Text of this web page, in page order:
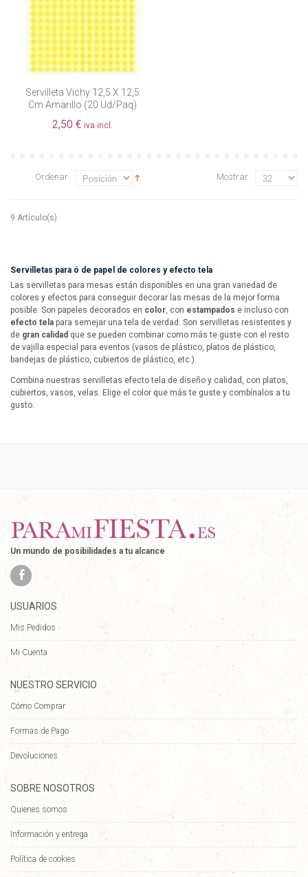
Servilleta Vichy 12,5 X 12,5
Cm Amarillo (20 Ud/paq)
2,50 € iva incl.
Ordenar Mostrar
9 Artículo(s)
Servilletas para ó de papel de colores y efecto tela
Las servilletas para mesas están disponibles en una gran variedad de
colores y efectos para conseguir decorar las mesas de la mejor forma
posible. Son papeles decorados en color , con estampados e incluso con
efecto tela para semejar una tela de verdad. Son servilletas resistentes y
de gran calidad que se pueden combinar como más te guste con el resto
de vajilla especial para eventos (vasos de plástico, platos de plástico,
bandejas de plástico, cubiertos de plástico, etc.).
Combina nuestras servilletas efecto tela de diseño y calidad, con platos,
cubiertos, vasos, velas. Elige el color que más te guste y combínalos a tu
gusto.
Un mundo de posibilidades a tu alcance
USUARIOS
Mis Pedidos
Mi Cuenta
NUESTRO SERVICIO
Cómo Comprar
Formas de Pago
Devoluciones
SOBRE NOSOTROS
Quienes somos
Información y entrega
Política de cookies